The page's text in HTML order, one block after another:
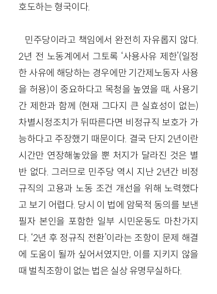
호도하는 형국이다.
민주당이라고 책임에서 완전히 자유롭지 않다.
2년 전 노동계에서 그토록 ‘사용사유 제한’(일정
한 사유에 해당하는 경우에만 기간제노동자 사용
을 허용)이 중요하다고 목청을 높였을 때, 사용기
간 제한과 함께 (현재 그다지 큰 실효성이 없는)
차별시정조치가 뒤따른다면 비정규직 보호가 가
능하다고 주장했기 때문이다. 결국 단지 2년이란
시간만 연장해놓았을 뿐 처지가 달라진 것은 별
반 없다. 그러므로 민주당 역시 지난 2년간 비정
규직의 고용과 노동 조건 개선을 위해 노력했다
고 보기 어렵다. 당시 이 법에 암묵적 동의를 보낸
필자 본인을 포함한 일부 시민운동도 마찬가지
다. ‘2년 후 정규직 전환’이라는 조항이 문제 해결
에 도움이 될까 싶어서였지만, 이를 지키지 않을
때 벌칙조항이 없는 법은 실상 유명무실하다.